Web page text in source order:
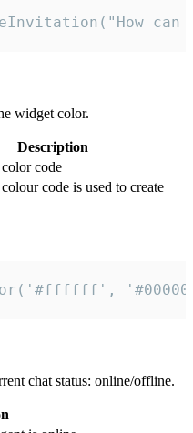
widget color.
Description
code
code is used to create
chat status: online/offline.